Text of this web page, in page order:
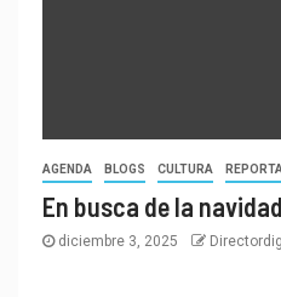
AGENDA BLOGS CULTURA
En busca de la
diciembre 3, 2025